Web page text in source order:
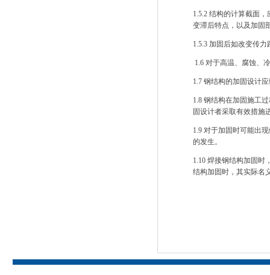
1.5.2 结构的计算截面，
变滞后特点，以及加固
1.5.3 加固后如改变传力
1.6 对于高温、腐蚀、
1.7 钢结构的加固设计
1.8 钢结构在加固施工
固设计者采取有效措施
1.9 对于加固时可能出
的发生。
1.10 焊接钢结构加固时
结构加固时，其实际名